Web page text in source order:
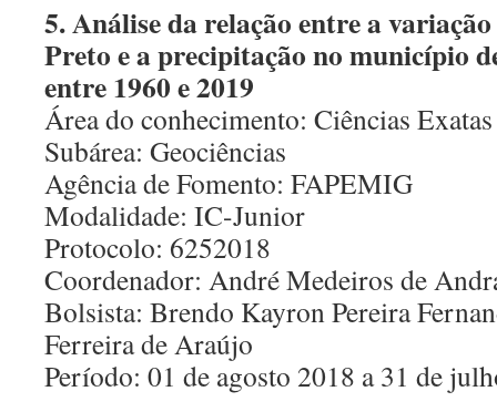
5. Análise da relação entre a
Preto e a precipitação no município
entre 1960 e 2019
Área do conhecimento: Ciências
Subárea: Geociências
Agência de Fomento: FAPEMIG
Modalidade: IC-Junior
Protocolo: 6252018
Coordenador: André Medeiros de
Bolsista: Brendo Kayron Pereira
Ferreira de Araújo
Período: 01 de agosto 2018 a 31 de